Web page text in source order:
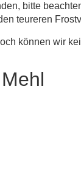
bitte
teureren
können wir
Mehl